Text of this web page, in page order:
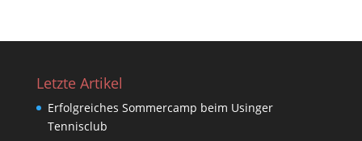
Letzte Artikel
Erfolgreiches Sommercamp beim Usinger
Tennisclub